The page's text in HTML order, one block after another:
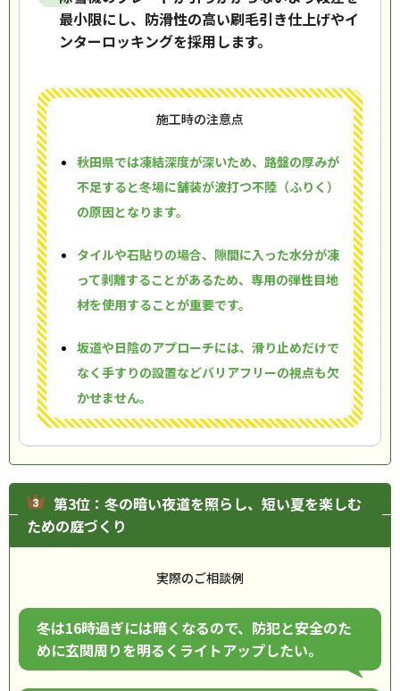
最小限にし、防滑性の高い刷毛引き仕上げやイ
ンターロッキングを採用します。
施工時の注意点
秋田県では凍結深度が深いため、路盤の厚みが
不足すると冬場に舗装が波打つ不陸（ふりく）
の原因となります。
タイルや石貼りの場合、隙間に入った水分が凍
って剥離することがあるため、専用の弾性目地
材を使用することが重要です。
坂道や日陰のアプローチには、滑り止めだけで
なく手すりの設置などバリアフリーの視点も欠
かせません。
第3位：冬の暗い夜道を照らし、短い夏を楽しむ
ための庭づくり
実際のご相談例
冬は16時過ぎには暗くなるので、防犯と安全のた
めに玄関周りを明るくライトアップしたい。